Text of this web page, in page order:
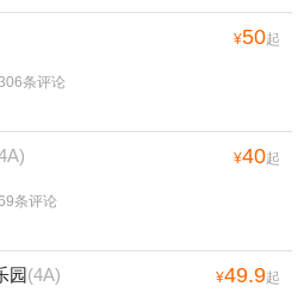
¥50起
条评论
¥40起
条评论
园(4A) ¥49.9起